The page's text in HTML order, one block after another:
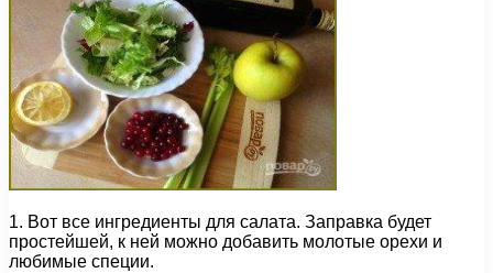
1. Вот все ингредиенты для салата. Заправка будет
простейшей, к ней можно добавить молотые орехи и
любимые специи.